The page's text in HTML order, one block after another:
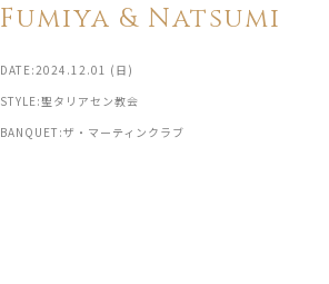
Fumiya & Natsumi
DATE:2024.12.01 (日)
STYLE:聖タリアセン教会
BANQUET:ザ・マーティンクラブ